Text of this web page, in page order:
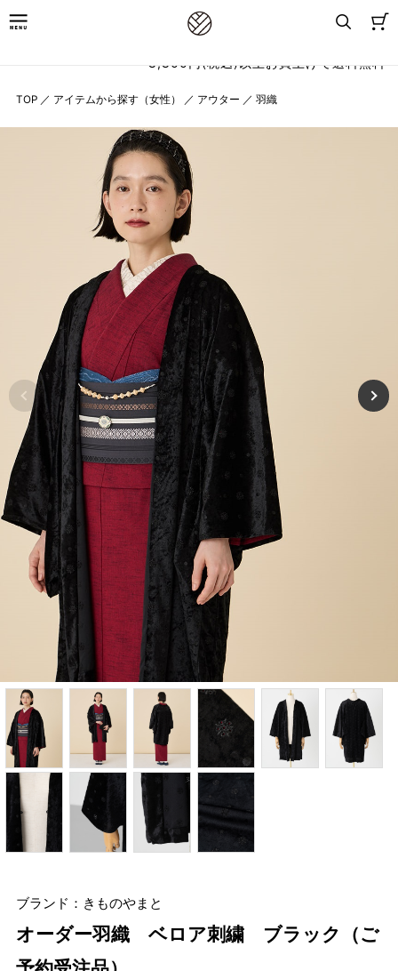
8,800円(税込)以上お買上げで送料無料
TOP ／ アイテムから探す（女性） ／ アウター ／ 羽織
ブランド：きものやまと
オーダー羽織 ベロア刺繍 ブラック（ご